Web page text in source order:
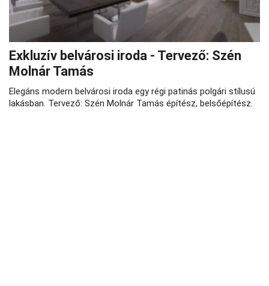
Exkluzív belvárosi iroda - Tervező: Szén
Molnár Tamás
Elegáns modern belvárosi iroda egy régi patinás polgári stílusú
lakásban. Tervező: Szén Molnár Tamás építész, belsőépítész.